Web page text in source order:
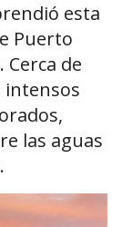
esta
Puerto
. Cerca de
intensos
las aguas